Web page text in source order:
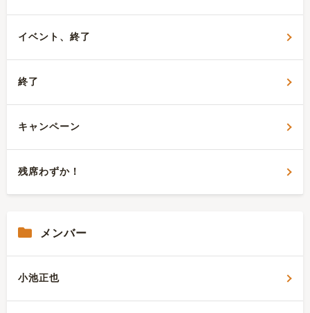
イベント、終了
終了
キャンペーン
残席わずか！
メンバー
小池正也